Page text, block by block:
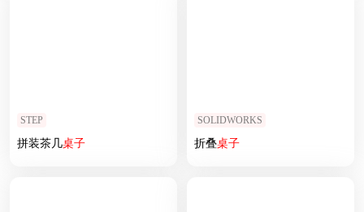
STEP
拼装茶几桌子
SOLIDWORKS
折叠桌子